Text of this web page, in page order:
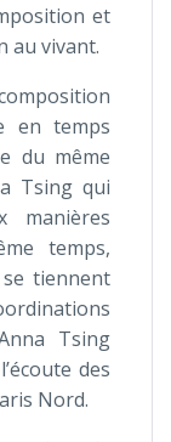
et
au vivant.
en temps
du même
Tsing qui
temps,
tiennent
Tsing
des
Nord.